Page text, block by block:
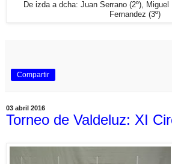
De izda a dcha: Juan Serrano (2º), Miguel
Fernandez (3º)
Compartir
03 abril 2016
Torneo de Valdeluz: XI